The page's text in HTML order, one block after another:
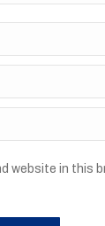
website in this